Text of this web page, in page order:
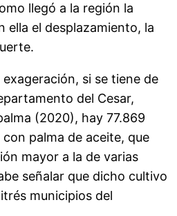
llegó a la región la
ella el desplazamiento, la
si se tiene de
del Cesar,
(2020), hay 77.869
palma de aceite, que
mayor a la de varias
señalar que dicho cultivo
municipios del